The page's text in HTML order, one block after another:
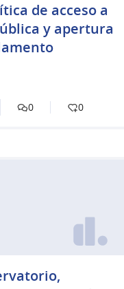
de acceso a
y apertura
0 0